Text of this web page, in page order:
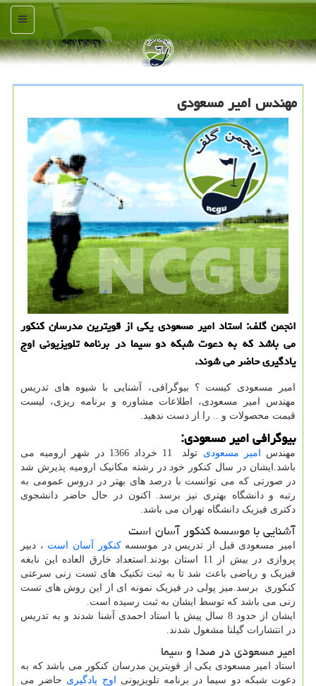
منو
مهندس امیر مسعودی
انجمن گلف: استاد امیر مسعودی یكی از قویترین مدرسان كنكور
می باشد كه به دعوت شبكه دو سیما در برنامه تلویزیونی اوج
یادگیری حاضر می شوند.
امیر مسعودی کیست ؟ بیوگرافی، آشنایی با شیوه های تدریس
مهندس امیر مسعودی، اطلاعات مشاوره و برنامه ریزی، لیست
قیمت محصولات و .. را از دست ندهید.
بیوگرافی امیر مسعودی:
مهندس امیر مسعودی
تولد 11 خرداد 1366 در شهر ارومیه می
باشد.ایشان در سال کنکور خود در رشته مکانیک ارومیه پذیرش شد
در صورتی که می توانست با درصد های بهتر در دروس عمومی به
رتبه و دانشگاه بهتری نیز برسد. اکنون در حال حاضر دانشجوی
دکتری فیزیک دانشگاه تهران می باشد.
آشنایی با موسسه کنکور آسان است
امیر مسعودی قبل از تدریس در موسسهکنکور آسان است ، دبیر
پروازی در بیش از 11 استان بودند.استعداد خارق العاده این نابغه
فیزیک و ریاضی باعث شد تا به ثبت تکنیک های تست زنی سرعتی
کنکوری برسد.میز پولی در فیزیک نمونه ای از این روش های تست
زنی می باشد که توسط ایشان به ثبت رسیده است.
ایشان از حدود 8 سال پیش با استاد احمدی آشنا شدند و به تدریس
در انتشارات گیلنا مشغول شدند.
امیر مسعودی در صدا و سیما
استاد امیر مسعودی یکی از قویترین مدرسان کنکور می باشد که به
دعوت شبکه دو سیما در برنامه تلویزیونی
اوج یادگیری حاضر می